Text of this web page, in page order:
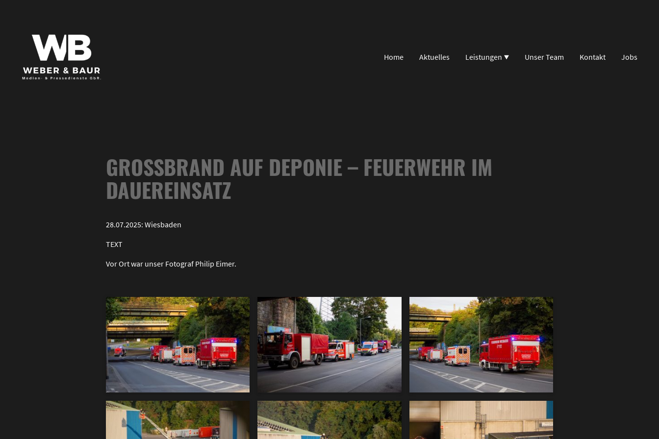
Home Aktuelles Leistungen Unser Team Kontakt Jobs
GROSSBRAND AUF DEPONIE – FEUERWEHR IM D
AUEREINSATZ
28.07.2025: Wiesbaden
TEXT
Vor Ort war unser Fotograf Philip Eimer.